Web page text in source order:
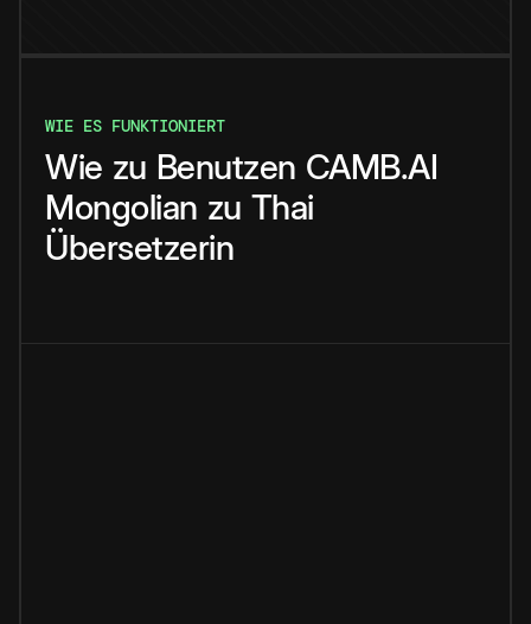
WIE ES FUNKTIONIERT
Wie zu Benutzen CAMB.AI
Mongolian zu Thai
Übersetzerin